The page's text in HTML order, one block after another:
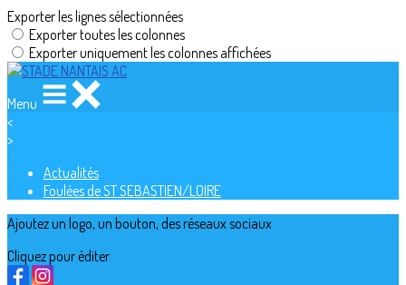
Exporter les lignes sélectionnées
Exporter toutes les colonnes
Exporter uniquement les colonnes affichées
Menu
<
>
Actualités
Foulées de ST SEBASTIEN/LOIRE
Ajoutez un logo, un bouton, des réseaux sociaux
Cliquez pour éditer